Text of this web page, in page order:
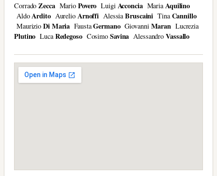
CorradoZeccaMario Povero Luigi AcconciaMariaAquilino
AldoArditoAurelio Arnoffi AlessiaBruscaini TinaCannillo
MaurizioDi Maria FaustaGermanoGiovanni Maran Lucrezia
Plutino LucaRedegoso Cosimo Savina AlessandroVassallo